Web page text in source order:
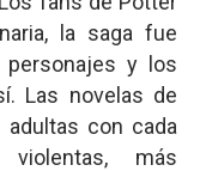
la saga fue
personajes y los
Las novelas de
con cada
más